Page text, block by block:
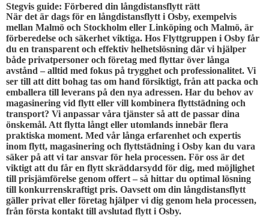
Stegvis guide: Förbered din långdistansflytt rätt
När det är dags för en långdistansflytt i Osby, exempelvis
mellan Malmö och Stockholm eller Linköping och Malmö, är
förberedelse och säkerhet viktiga. Hos Flyttgruppen i Osby får
du en transparent och effektiv helhetslösning där vi hjälper
både privatpersoner och företag med flyttar över långa
avstånd – alltid med fokus på trygghet och professionalitet. Vi
ser till att ditt bohag tas om hand försiktigt, från att packa och
emballera till leverans på den nya adressen. Har du behov av
magasinering vid flytt eller vill kombinera flyttstädning och
transport? Vi anpassar våra tjänster så att de passar dina
önskemål. Att flytta långt eller utomlands innebär flera
praktiska moment. Med vår långa erfarenhet och expertis
inom flytt, magasinering och flyttstädning i Osby kan du vara
säker på att vi tar ansvar för hela processen. För oss är det
viktigt att du får en flytt skräddarsydd för dig, med möjlighet
till prisjämförelse genom offert – så hittar du optimal lösning
till konkurrenskraftigt pris. Oavsett om din långdistansflytt
gäller privat eller företag hjälper vi dig genom hela processen,
från första kontakt till avslutad flytt i Osby.